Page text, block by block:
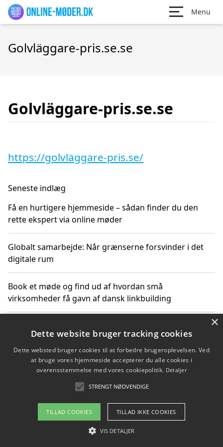
Menu
Golvläggare-pris.se.se
Golvläggare-pris.se.se
https://golvläggare-pris.se/
Seneste indlæg
Få en hurtigere hjemmeside – sådan finder du den
rette ekspert via online møder
Globalt samarbejde: Når grænserne forsvinder i det
digitale rum
Book et møde og find ud af hvordan små
virksomheder få gavn af dansk linkbuilding
får du indgår et samarbejde
Hold et møde med en WordPress ekspert og vælg den
mest professionelle til at vedligeholde din løsning
Copyright 2026 - Pilanto Aps
Om / kontakt
×
Dette website bruger tracking cookies
Dette websted bruger cookies til at forbedre brugeroplevelsen. Ved
at bruge vores hjemmeside accepterer du alle cookies i
overensstemmelse med vores cookiepolitik. Detaljer
STRENGT NØDVENDIGE
TILLAD COOKIES TILLAD IKKE COOKIES
VIS DETALJER